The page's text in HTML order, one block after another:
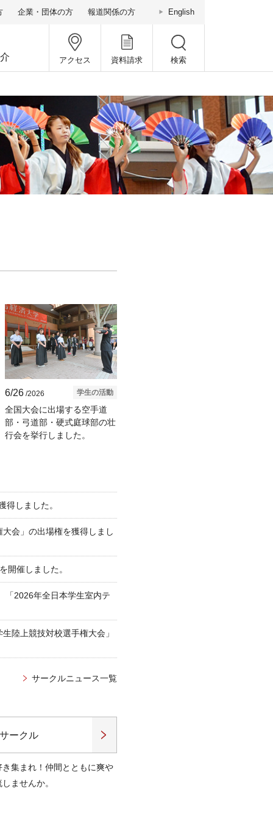
企業・団体の方 報道関係の方 English
アクセス 資料請求 検索
6/26 /2026 学生の活動
全国大会に出場する空手道
部・弓道部・硬式庭球部の壮
行会を挙行しました。
得しました。
会」の出場権を獲得しまし
開催しました。
「2026年全日本学生室内テ
陸上競技対校選手権大会」
サークルニュース一覧
ークル
き集まれ！仲間とともに爽や
ませんか。